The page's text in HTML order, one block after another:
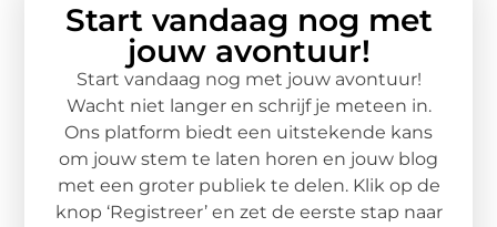
Start vandaag nog met
jouw avontuur!
Start vandaag nog met jouw avontuur!
Wacht niet langer en schrijf je meteen in.
Ons platform biedt een uitstekende kans
om jouw stem te laten horen en jouw blog
met een groter publiek te delen. Klik op de
knop ‘Registreer’ en zet de eerste stap naar